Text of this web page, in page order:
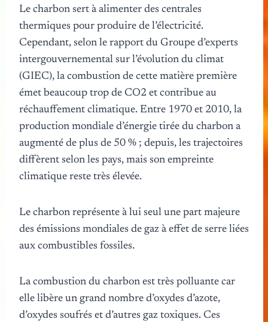
Le charbon sert à alimenter des centrales
thermiques pour produire de l’électricité.
Cependant, selon le rapport du Groupe d’experts
intergouvernemental sur l’évolution du climat
(GIEC), la combustion de cette matière première
émet beaucoup trop de CO2 et contribue au
réchauffement climatique. Entre 1970 et 2010, la
production mondiale d’énergie tirée du charbon a
augmenté de plus de 50 % ; depuis, les trajectoires
diffèrent selon les pays, mais son empreinte
climatique reste très élevée.
Le charbon représente à lui seul une part majeure
des émissions mondiales de gaz à effet de serre liées
aux combustibles fossiles.
La combustion du charbon est très polluante car
elle libère un grand nombre d’oxydes d’azote,
d’oxydes soufrés et d’autres gaz toxiques. Ces